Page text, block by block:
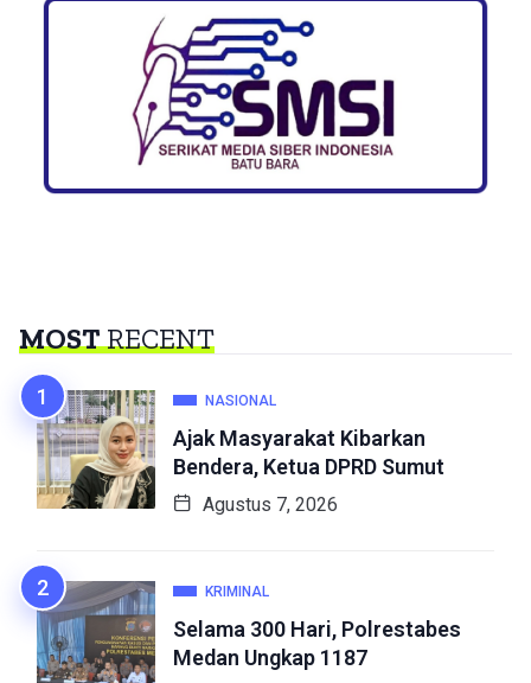
MOSTRECENT
NASIONAL
Ajak Masyarakat Kibarkan
Bendera, Ketua DPRD Sumut
Agustus 7, 2026
KRIMINAL
Selama 300 Hari, Polrestabes
Medan Ungkap 1187